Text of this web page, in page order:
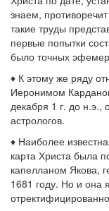
знаем,
такие труды
первые попытки
было точных
♦ К этому же ряду
Иеронимом
декабря 1 г. до н.э.,
астрологов.
♦ Наиболее
карта Христа была
капелланом Якова,
1681 году. Но и она